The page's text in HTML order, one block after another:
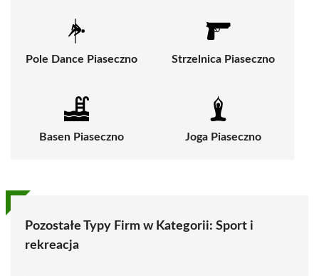
Pole Dance Piaseczno Strzelnica Piaseczno
Basen Piaseczno Joga Piaseczno
Pozostałe Typy Firm w Kategorii: Sport i
rekreacja